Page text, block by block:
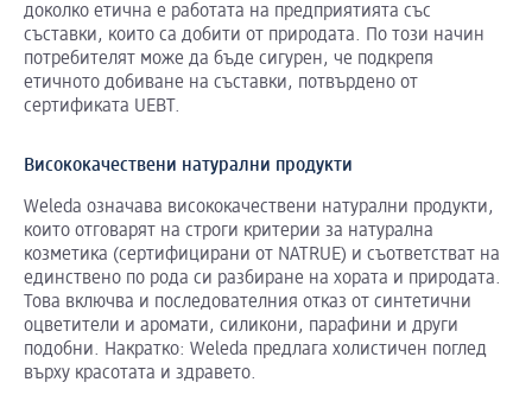
доколко етичнa е работата на предприятията със
съставки, които са добити от природата. По този начин
потребителят може да бъде сигурен, че подкрепя
етичното добиване на съставки, потвърдено от
сертификата UEBT.
Висококачествени натурални продукти
Weleda означава висококачествени натурални продукти,
които отговарят на строги критерии за натурална
козметика (сертифицирани от NATRUE) и съответстват на
единствено по рода си разбиране на хората и природата.
Това включва и последователния отказ от синтетични
оцветители и аромати, силикони, парафини и други
подобни. Накратко: Weleda предлага холистичен поглед
върху красотата и здравето.